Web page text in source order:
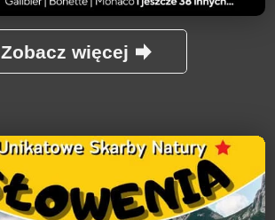
Zobacz więcej